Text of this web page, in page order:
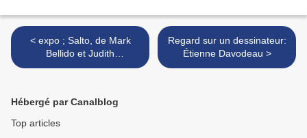
< expo ; Salto, de Mark
Bellido et Judith
Vanistendael / Centre Belge
Regard sur un dessinateur:
Étienne Davodeau >
Hébergé par Canalblog
Top articles